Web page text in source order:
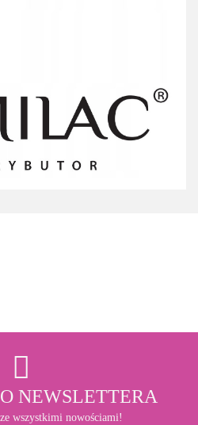
NEWSLETTERA
wszystkimi nowościami!